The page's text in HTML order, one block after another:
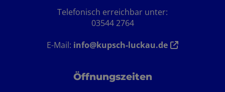
Telefonisch erreichbar unter:
03544 2764
E-Mail: info@kupsch-luckau.de
Öffnungszeiten